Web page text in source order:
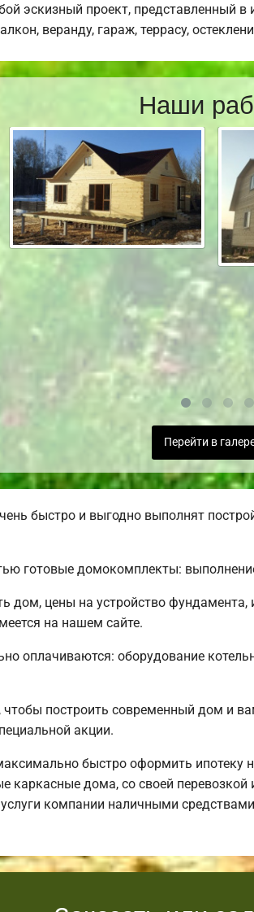
эскизный проект, представленный в
веранду, гараж, террасу,
Наши
Перейти в
быстро и выгодно выполнят
готовые домокомплекты:
дом, цены на устройство
на нашем сайте.
оплачиваются: оборудование
построить современный дом и
акции.
быстро оформить ипотеку
каркасные дома, со своей
компании наличными